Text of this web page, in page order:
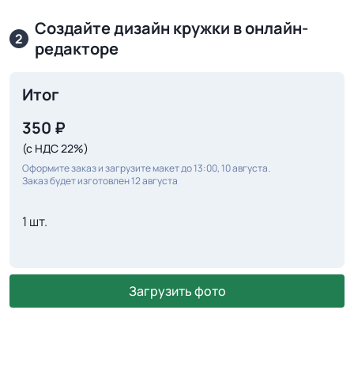
2
Создайте дизайн кружки в онлайн-
редакторе
Итог
350 ₽
(с НДС 22%)
Оформите заказ и загрузите макет до 13:00, 10 августа.
Заказ будет изготовлен 12 августа
1 шт.
Загрузить фото